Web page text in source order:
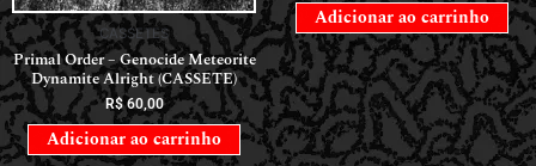
CASSETES
Primal Order – Genocide Meteorite
Dynamite Alright (CASSETE)
R$60,00
Adicionar ao carrinho
Adicionar ao carrinho